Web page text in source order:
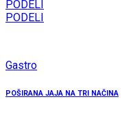
PODELI
PODELI
Gastro
POŠIRANA JAJA NA TRI NAČINA